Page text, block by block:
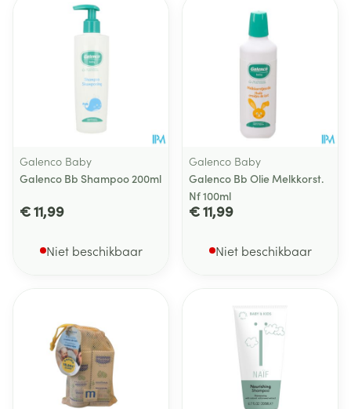
Galenco Baby
Galenco Bb Shampoo 200ml
€ 11,99
Niet beschikbaar
Galenco Baby
Galenco Bb Olie Melkkorst.
Nf 100ml
€ 11,99
Niet beschikbaar